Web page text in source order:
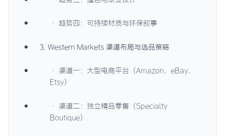
· 趋势四：可持续材质与环保叙事
3. Western Markets 渠道布局与选品策略
· 渠道一：大型电商平台（Amazon、eBay、
Etsy）
· 渠道二：独立精品零售（Specialty
Boutique）